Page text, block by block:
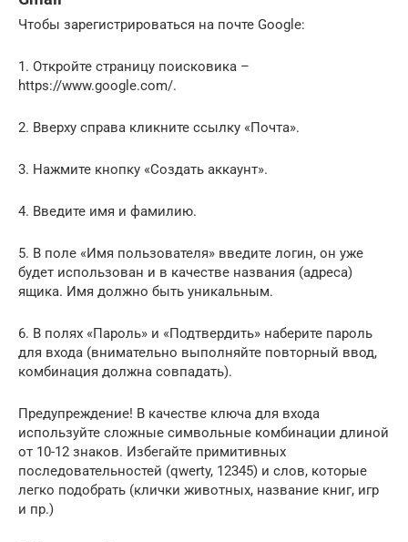
Чтобы зарегистрироваться на почте Google:
1. Откройте страницу поисковика –
https://www.google.com/.
2. Вверху справа кликните ссылку «Почта».
3. Нажмите кнопку «Создать аккаунт».
4. Введите имя и фамилию.
5. В поле «Имя пользователя» введите логин, он уже
будет использован и в качестве названия (адреса)
ящика. Имя должно быть уникальным.
6. В полях «Пароль» и «Подтвердить» наберите пароль
для входа (внимательно выполняйте повторный ввод,
комбинация должна совпадать).
Предупреждение! В качестве ключа для входа
используйте сложные символьные комбинации длиной
от 10-12 знаков. Избегайте примитивных
последовательностей (qwerty, 12345) и слов, которые
легко подобрать (клички животных, название книг, игр
и пр.)